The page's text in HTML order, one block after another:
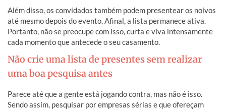
Além disso, os convidados também podem presentear os noivos
até mesmo depois do evento. Afinal, a lista permanece ativa.
Portanto, não se preocupe com isso, curta e viva intensamente
cada momento que antecede o seu casamento.
Não crie uma lista de presentes sem realizar
uma boa pesquisa antes
Parece até que a gente está jogando contra, mas não é isso.
Sendo assim, pesquisar por empresas sérias e que ofereçam